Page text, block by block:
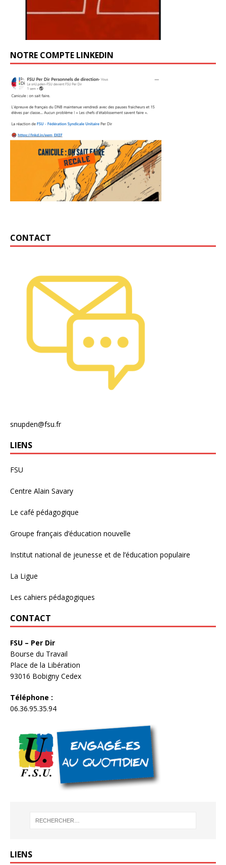
NOTRE COMPTE LINKEDIN
CONTACT
snupden@fsu.fr
LIENS
FSU
Centre Alain Savary
Le café pédagogique
Groupe français d’éducation nouvelle
Institut national de jeunesse et de l’éducation populaire
La Ligue
Les cahiers pédagogiques
CONTACT
FSU – Per Dir
Bourse du Travail
Place de la Libération
93016 Bobigny Cedex
Téléphone :
06.36.95.35.94
LIENS